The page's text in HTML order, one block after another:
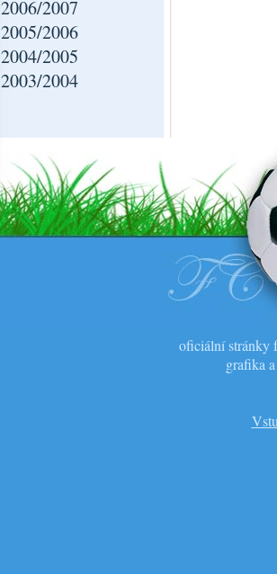
2006/2007
2005/2006
2004/2005
2003/2004
oficiální stránky
grafika